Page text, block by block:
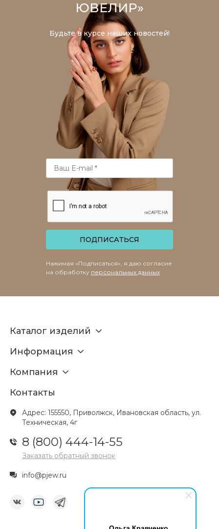
ЮВЕЛИР»
Будьте в курсе наших новостей!
ПОДПИСАТЬСЯ
Нажимая «Подписаться», я даю согласие
на обработку персональных данных
Каталог изделий
Информация
Компания
Контакты
Адрес: 155550, Приволжск, Ивановская область, ул.
Техническая, 4г
8 (800) 444-14-55
Заказать обратный звонок
info@pjew.ru